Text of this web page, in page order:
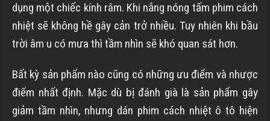
dụng một chiếc kính râm. Khi nắng nóng tấm phim cách
nhiệt sẽ không hề gây cản trở nhiều. Tuy nhiên khi bầu
trời âm u có mưa thì tầm nhìn sẽ khó quan sát hơn.
Bất kỳ sản phẩm nào cũng có những ưu điểm và nhược
điểm nhất định. Mặc dù bị đánh già là sản phẩm gây
giảm tầm nhìn, nhưng dán phim cách nhiệt ô tô hiện